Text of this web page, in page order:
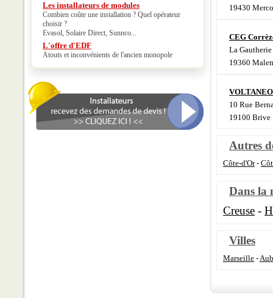
Les installateurs de modules
Combien coûte une installation ? Quel opérateur
choisir ?
Evasol, Solaire Direct, Sunnco...
L'offre d'EDF
Atouts et inconvénients de l'ancien monopole
19430
CEG
La Gautherie
19360
VOLTANEO
10 Rue
19100 Brive
Autres
Côte-d'Or-
Dans la
Creuse -
Villes
Marseille -